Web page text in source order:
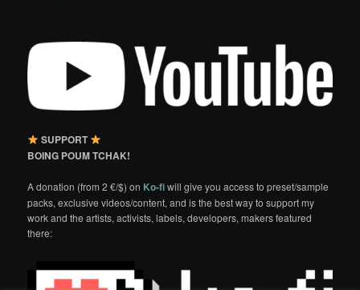
SUPPORT
BOING POUM TCHAK!
A donation (from 2 €/$) on Ko-fiwill give you access to preset/sample
packs, exclusive videos/content, and is the best way to support my
work and the artists, activists, labels, developers, makers featured
there: